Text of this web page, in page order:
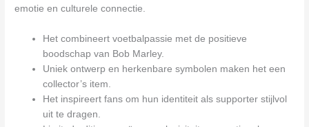
emotie en culturele connectie.
Het combineert voetbalpassie met de positieve
boodschap van Bob Marley.
Uniek ontwerp en herkenbare symbolen maken het een
collector’s item.
Het inspireert fans om hun identiteit als supporter stijlvol
uit te dragen.